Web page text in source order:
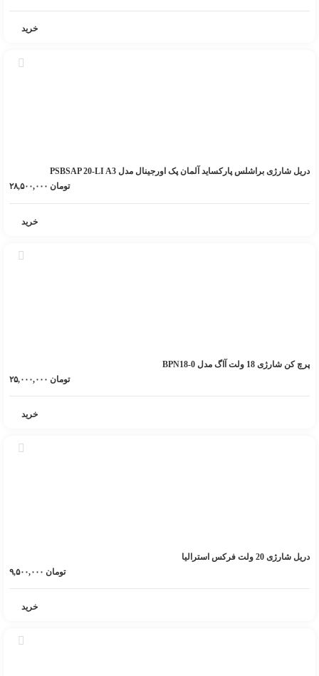
خرید
دریل شارژی براشلس پارکساید آلمان پک اورجینال مدل PSBSAP 20-LI A3
تومان
خرید
پرچ کن شارژی 18 ولت آاگ مدل BPN18-0
تومان
خرید
دریل شارژی 20 ولت فرکس استرالیا
تومان
خرید